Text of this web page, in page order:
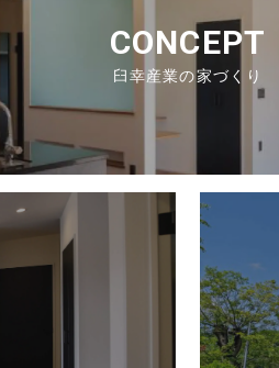
CONCEPT
臼幸産業の家づくり